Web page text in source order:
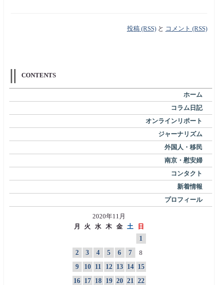
投稿 (RSS)と コメント (RSS)
CONTENTS
ホーム
コラム日記
オンラインリポート
ジャーナリズム
外国人・移民
南京・慰安婦
コンタクト
新着情報
プロフィール
2020年11月
月
火 水 木 金 土 日
1
2
3 4 5 6 7
8
9
10 11 12 13 14
15
16 17 18 19 20 21
22